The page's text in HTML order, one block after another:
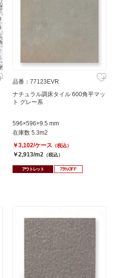
品番：77123EVR
ナチュラル調床タイル 600角平マッ
ト グレー系
596×596×9.5 mm
在庫数 5.3m2
￥3,102/ケース （税込）
￥2,913/m2 （税込）
アウトレット 75%OFF